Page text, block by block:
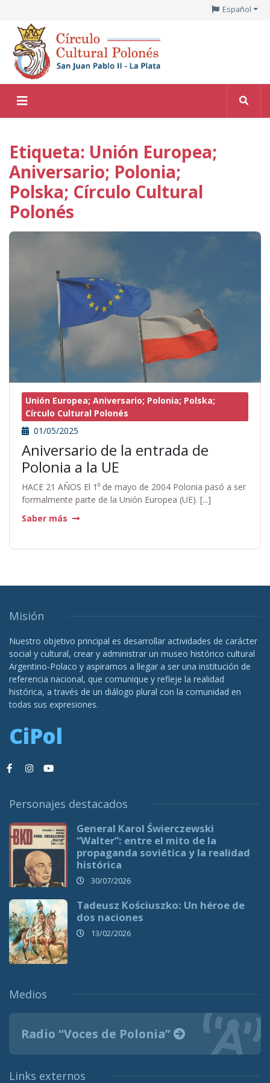
Español
Etiqueta: Unión Europea;
Aniversario; Polonia;
Polska; Círculo Cultural
Polonés
Unión Europea; Aniversario; Polonia; Polska;
Círculo Cultural Polonés
01/05/2025
Aniversario de la entrada de
Polonia a la UE
HACE 21 AÑOS El 1⁰ de mayo de 2004 Polonia pasó a ser
formalmente parte de la Unión Europea (UE). [...]
Saber más
Misión
Nuestro objetivo principal es desarrollar actividades de carácter
social y cultural, crear y administrar un museo histórico cultural
Argentino-Polaco y aspiramos a llegar a ser una institución de
referencia nacional, que comunique y refleje la realidad
histórica, a través de un diálogo plural con la comunidad en
todas sus expresiones.
CiPol
Personajes destacados
General Karol Świerczewski
“Walter”: entre el mito de la
propaganda soviética y la realidad
histórica
30/07/2026
Tadeusz Kościuszko: Un héroe de
dos naciones
13/02/2026
Medios
Radio “Voces de Polonia”
Links externos